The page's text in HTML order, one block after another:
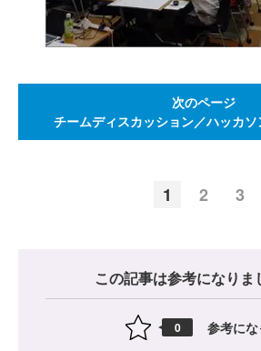
次のページ
チームディスカッション／ハッカソ
1 2 3
この記事は参考になりま
0 参考に